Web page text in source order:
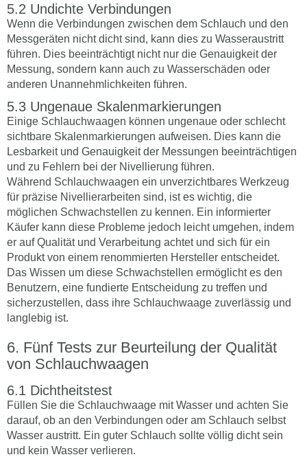
Undichte Verbindungen
Wenn die Verbindungen zwischen dem Schlauch und den
Messgeräten nicht dicht sind, kann dies zu Wasseraustritt
führen. Dies beeinträchtigt nicht nur die Genauigkeit der
Messung, sondern kann auch zu Wasserschäden oder
anderen Unannehmlichkeiten führen.
Ungenaue Skalenmarkierungen
Einige Schlauchwaagen können ungenaue oder schlecht
sichtbare Skalenmarkierungen aufweisen. Dies kann die
Lesbarkeit und Genauigkeit der Messungen beeinträchtigen
und zu Fehlern bei der Nivellierung führen.
Während Schlauchwaagen ein unverzichtbares Werkzeug
für präzise Nivellierarbeiten sind, ist es wichtig, die
möglichen Schwachstellen zu kennen. Ein informierter
Käufer kann diese Probleme jedoch leicht umgehen, indem
er auf Qualität und Verarbeitung achtet und sich für ein
Produkt von einem renommierten Hersteller entscheidet.
Das Wissen um diese Schwachstellen ermöglicht es den
Benutzern, eine fundierte Entscheidung zu treffen und
sicherzustellen, dass ihre Schlauchwaage zuverlässig und
langlebig ist.
Fünf Tests zur Beurteilung der Qualität
von Schlauchwaagen
Dichtheitstest
Füllen Sie die Schlauchwaage mit Wasser und achten Sie
darauf, ob an den Verbindungen oder am Schlauch selbst
Wasser austritt. Ein guter Schlauch sollte völlig dicht sein
und kein Wasser verlieren.